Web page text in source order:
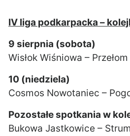
IV liga podkarpacka –
9 sierpnia (sobota)
Wisłok Wiśniowa –
10 (niedziela)
Cosmos Nowotaniec –
Pozostałe spotkania w
Bukowa Jastkowice –